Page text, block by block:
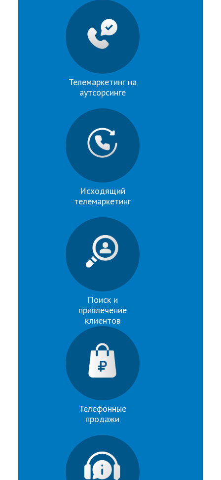
Телемаркетинг на
аутсорсинге
Исходящий
телемаркетинг
Поиск и
привлечение
клиентов
Телефонные
продажи